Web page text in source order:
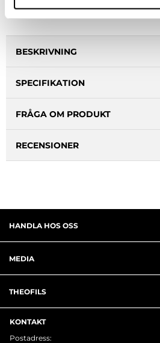
Ledande leverantör i Sverige
BESKRIVNING
SPECIFIKATION
FRÅGA OM PRODUKT
RECENSIONER
HANDLA HOS OSS
MEDIA
THEOFILS
KONTAKT
Postadress: